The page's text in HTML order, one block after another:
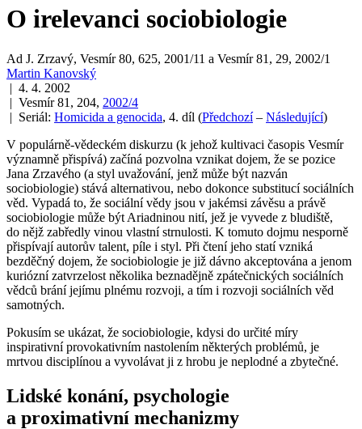
O irelevanci sociobiologie
Ad J. Zrzavý, Vesmír 80, 625, 2001/11 a Vesmír 81, 29, 2002/1
Martin Kanovský
| 4. 4. 2002
| Vesmír 81, 204, 2002/4
| Seriál: Homicida a genocida, 4. díl (Předchozí– Následující)
V populárně-vědeckém diskurzu (k jehož kultivaci časopis Vesmír
významně přispívá) začíná pozvolna vznikat dojem, že se pozice
Jana Zrzavého (a styl uvažování, jenž může být nazván
sociobiologie) stává alternativou, nebo dokonce substitucí sociálních
věd. Vypadá to, že sociální vědy jsou v jakémsi závěsu a právě
sociobiologie může být Ariadninou nití, jež je vyvede z bludiště,
do nějž zabředly vinou vlastní strnulosti. K tomuto dojmu nesporně
přispívají autorův talent, píle i styl. Při čtení jeho statí vzniká
bezděčný dojem, že sociobiologie je již dávno akceptována a jenom
kuriózní zatvrzelost několika beznadějně zpátečnických sociálních
vědců brání jejímu plnému rozvoji, a tím i rozvoji sociálních věd
samotných.
Pokusím se ukázat, že sociobiologie, kdysi do určité míry
inspirativní provokativním nastolením některých problémů, je
mrtvou disciplínou a vyvolávat ji z hrobu je neplodné a zbytečné.
Lidské konání, psychologie
a proximativní mechanizmy